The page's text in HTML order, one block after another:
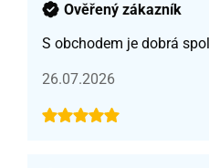
Ověřený zákazník
S obchodem je dobrá
26.07.2026